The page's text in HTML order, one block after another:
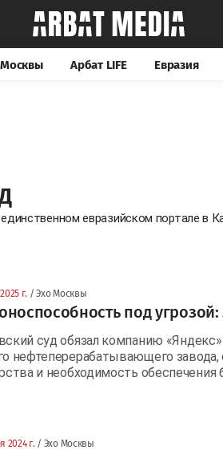
Арбат LIFE Евразия
евразийском портале в
г. / Эхо Москвы
под
суд обязал компанию
нефтеперерабатывающего завода,
и необходимость
2024 г. / Эхо Москвы